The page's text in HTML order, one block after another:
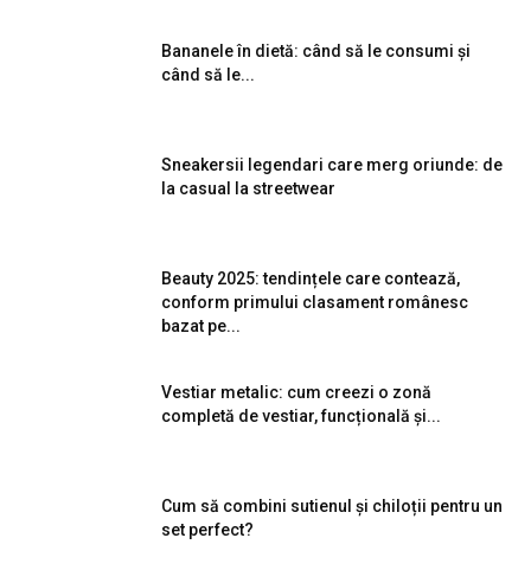
Bananele în dietă: când să le consumi și
când să le...
Sneakersii legendari care merg oriunde: de
la casual la streetwear
Beauty 2025: tendințele care contează,
conform primului clasament românesc
bazat pe...
Vestiar metalic: cum creezi o zonă
completă de vestiar, funcțională și...
Cum să combini sutienul și chiloții pentru un
set perfect?